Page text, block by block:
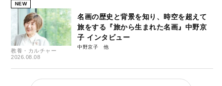
NEW
教養・カルチャー
2026.08.08
名画の歴史と背景を知り、時空を超えて
旅をする『旅から生まれた名画』中野京
子 インタビュー
中野京子